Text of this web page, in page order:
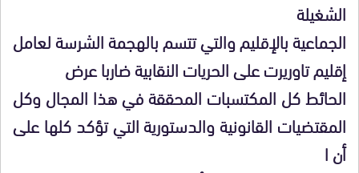
الشغيلة
الجماعية بالإقليم والتي تتسم بالهجمة الشرسة لعامل
إقليم تاوريرت على الحريات النقابية ضاربا عرض
الحائط كل المكتسبات المحققة في هذا المجال وكل
المقتضيات القانونية والدستورية التي تؤكد كلها على
أن ا